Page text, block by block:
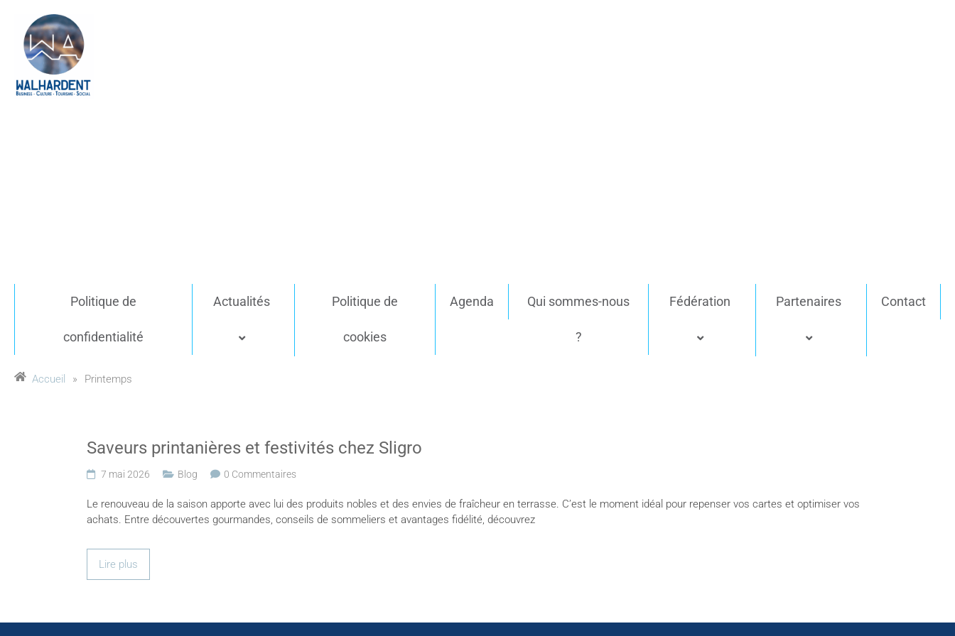
Politique de
confidentialité
Actualités Politique de
cookies
Agenda Qui sommes-nous
?
Fédération Partenaires Contact
Accueil » Printemps
Saveurs printanières et festivités chez Sligro
7 mai 2026 Blog 0 Commentaires
Le renouveau de la saison apporte avec lui des produits nobles et des envies de fraîcheur en terrasse. C’est le moment idéal pour repenser vos cartes et optimiser vos
achats. Entre découvertes gourmandes, conseils de sommeliers et avantages fidélité, découvrez
Lire plus